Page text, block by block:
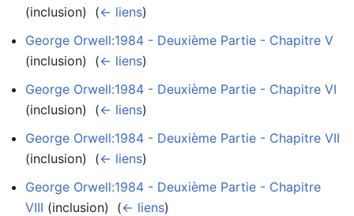
(inclusion) ‎ (← liens)
George Orwell:1984 - Deuxième Partie - Chapitre V
(inclusion) ‎ (← liens)
George Orwell:1984 - Deuxième Partie - Chapitre VI
(inclusion) ‎ (← liens)
George Orwell:1984 - Deuxième Partie - Chapitre VII
(inclusion) ‎ (← liens)
George Orwell:1984 - Deuxième Partie - Chapitre
VIII (inclusion) ‎ (← liens)